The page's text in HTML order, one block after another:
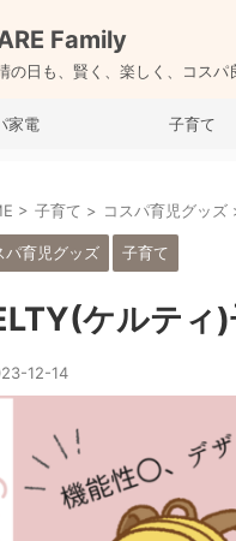
Family
の日も、賢く、楽しく、コスパ
家電 子育て
> 子育て > コスパ育児グッズ
パ育児グッズ 子育て
ケルティ
12-14